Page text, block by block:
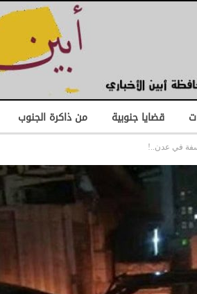
قضايا جنوبية من ذاكرة الجنوب
في عدن..!